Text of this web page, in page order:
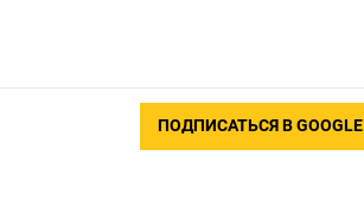
ПОДПИСАТЬСЯ В GOOGLE